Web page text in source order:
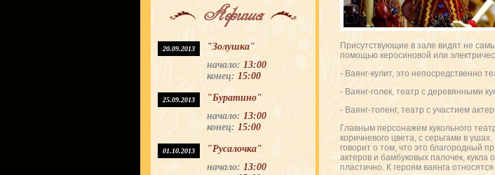
Афиша
20.09.2013
"Золушка"
начало: 13:00
конец: 15:00
25.09.2013
"Буратино"
начало: 13:00
конец: 15:00
01.10.2013
"Русалочка"
начало: 13:00
Присутствующие в зале видят не
помощью керосиновой или
- Ваянг-кулит, это непосредственно
- Ваянг-голек, театр с деревянными
- Ваянг-топенг, театр с участием
Главным персонажем кукольного
коричневого цвета, с серьгами в
говорит о том, что это благородный
актеров и бамбуковых палочек,
пластично. К героям ваянга